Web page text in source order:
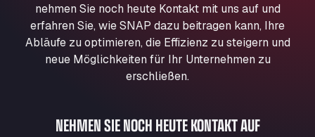
Aqua Ariva GmbH
Marie-Curie-Straße 24, 68219
Aral Autohof Bockel
An der Autobahn 1, 27404
ARAL Autohof Bockenem
ARAL Autohof Merklingen
nehmen Sie noch heute Kontakt mit uns auf und
erfahren Sie, wie SNAP dazu beitragen kann, Ihre
Abläufe zu optimieren, die Effizienz zu steigern und
neue Möglichkeiten für Ihr Unternehmen zu
erschließen.
NEHMEN SIE NOCH HEUTE KONTAKT AUF